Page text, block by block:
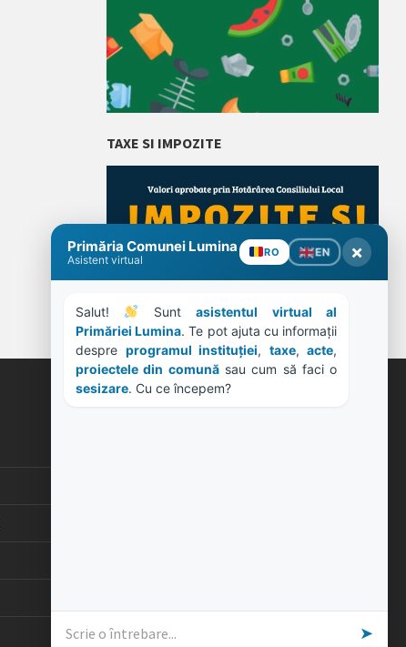
TAXE SI IMPOZITE
Primăria Comunei Lumina
Asistent virtual
RO EN ×
Salut! Sunt asistentul virtual al
Primăriei Lumina. Te pot ajuta cu informații
despre programul instituției, taxe, acte
proiectele din comună
sau cum să faci o
sesizare. Cu ce începem?
➤